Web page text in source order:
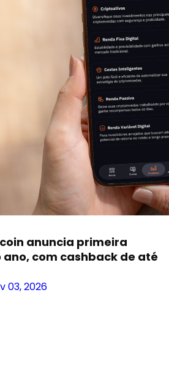
anuncia primeira
ano, com cashback de até
03, 2026